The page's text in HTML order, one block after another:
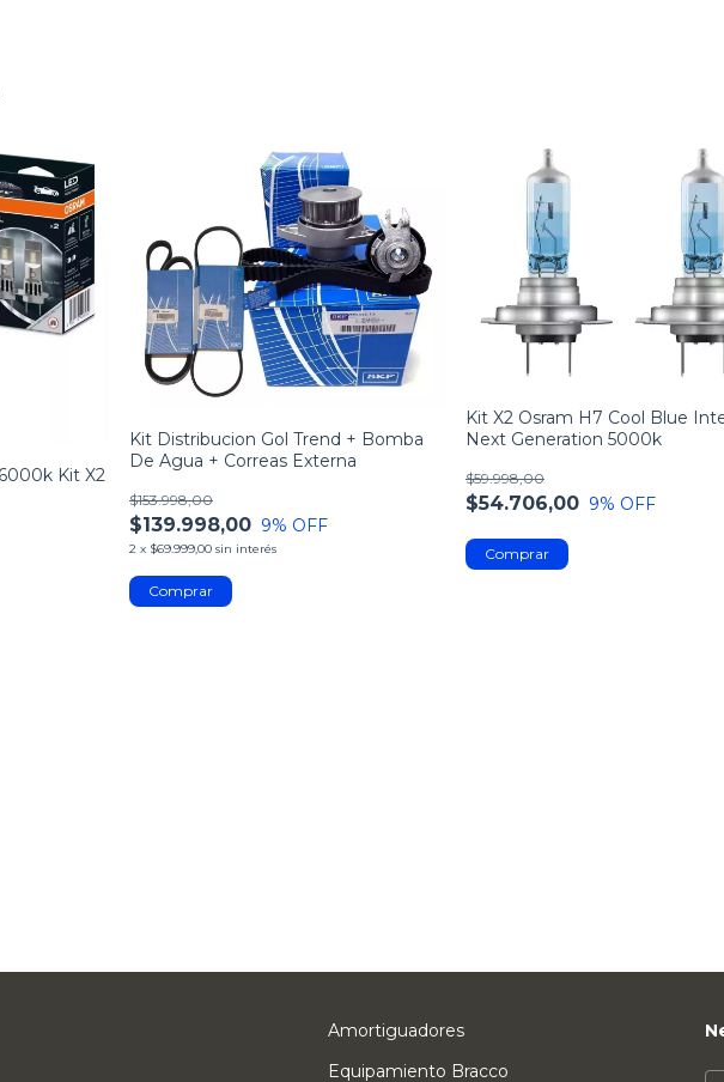
Kit X2
Kit Distribucion Gol Trend + Bomba
De Agua + Correas Externa
$139.998,00
$153.998,00
9% OFF
2 x $69.999,00 sin interés
Kit X2 Osram H7 Cool Blue
Next Generation 5000k
$54.706,00
$59.998,00
9% OFF
Amortiguadores
Equipamiento Bracco